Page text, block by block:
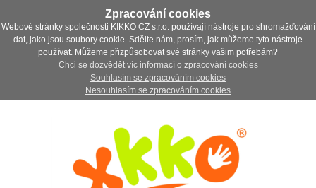
Zpracování cookies
Webové stránky společnosti KIKKO CZ s.r.o. používají nástroje pro shromažďování
dat, jako jsou soubory cookie. Sdělte nám, prosím, jak můžeme tyto nástroje
používat. Můžeme přizpůsobovat své stránky vašim potřebám?
Chci se dozvědět víc informací o zpracování cookies
Souhlasím se zpracováním cookies
Nesouhlasím se zpracováním cookies